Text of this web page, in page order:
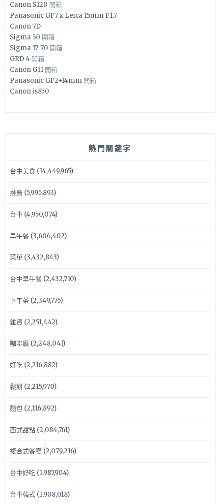
Canon S120 開箱
Panasonic GF7 x Leica 15mm F1.7
Canon 7D
Sigma 50 開箱
Sigma 17-70 開箱
GRD 4 開箱
Canon G11 開箱
Panasonic GF2+14mm 開箱
Canon is850
熱門關鍵字
台中美食(14,449,965)
推薦(5,995,893)
台中 (4,950,074)
早午餐(3,606,402)
菜單(3,432,843)
台中早午餐(2,432,710)
下午茶(2,349,775)
雜貨 (2,251,442)
咖啡廳(2,248,041)
好吃(2,216,882)
鬆餅(2,215,970)
麵包(2,116,892)
西式甜點(2,084,761)
複合式餐廳(2,079,216)
台中好吃(1,987,904)
台中韓式(1,908,018)